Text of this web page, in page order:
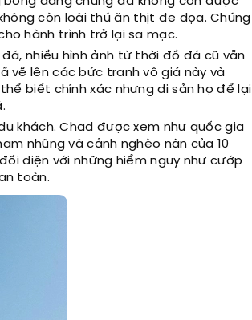
còn loài thú ăn thịt đe dọa. Chúng
hành trình trở lại sa mạc.
nhiều hình ảnh từ thời đồ đá cũ vẫn
vẽ lên các bức tranh vô giá này và
biết chính xác nhưng di sản họ để lại
khách. Chad được xem như quốc gia
nhũng và cảnh nghèo nàn của 10
diện với những hiểm nguy như cướp
toàn.